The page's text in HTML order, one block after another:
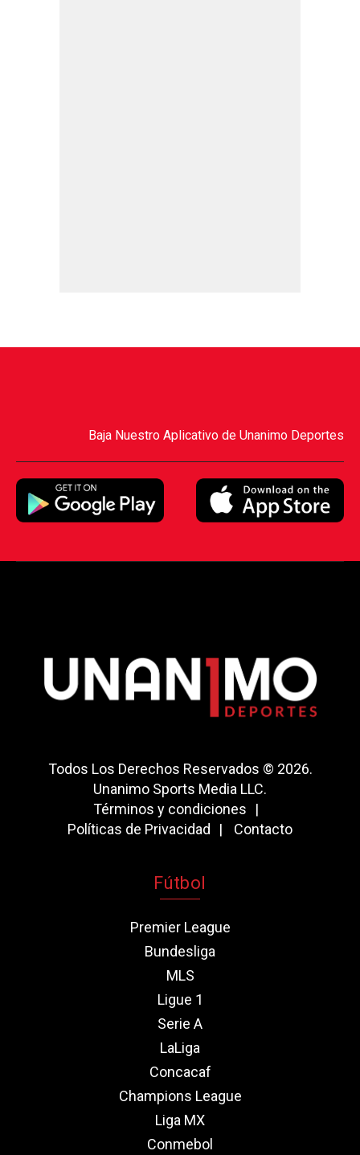
Baja Nuestro Aplicativo de Unanimo Deportes
Todos Los Derechos Reservados © 2026.
Unanimo Sports Media LLC.
Términos y condiciones
Políticas de Privacidad
Contacto
Fútbol
Premier League
Bundesliga
MLS
Ligue 1
Serie A
LaLiga
Concacaf
Champions League
Liga MX
Conmebol